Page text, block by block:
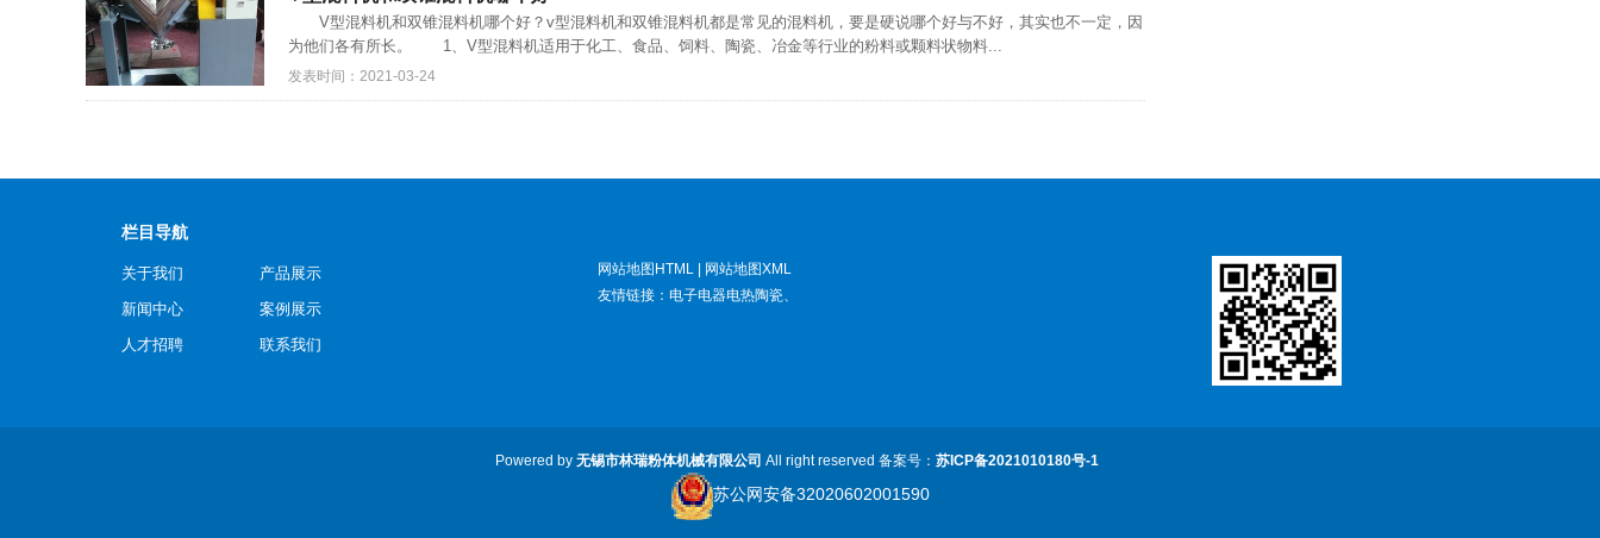
V型混料机和双锥混料机哪个好？v型混料机和双锥混料机都是常见的混料机，要是硬说哪个好与不好，其实也不一定，因
为他们各有所长。 1、V型混料机适用于化工、食品、饲料、陶瓷、冶金等行业的粉料或颗料状物料...
发表时间：2021-03-24
栏目导航
关于我们
产品展示
新闻中心
案例展示
人才招聘
联系我们
网站地图HTML | 网站地图XML
友情链接： 电子电器电热陶瓷、
Powered by 无锡市林瑞粉体机械有限公司 All right reserved 备案号： 苏ICP备2021010180号-1
苏公网安备32020602001590